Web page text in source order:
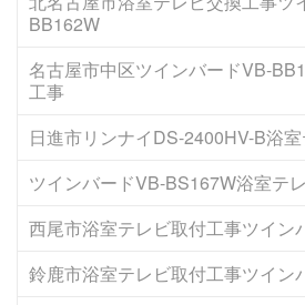
BB162W
名古屋市中区ツインバードVB-
工事
日進市リンナイDS-2400HV-B浴
ツインバードVB-BS167W浴室テ
西尾市浴室テレビ取付工事ツイン
鈴鹿市浴室テレビ取付工事ツイン